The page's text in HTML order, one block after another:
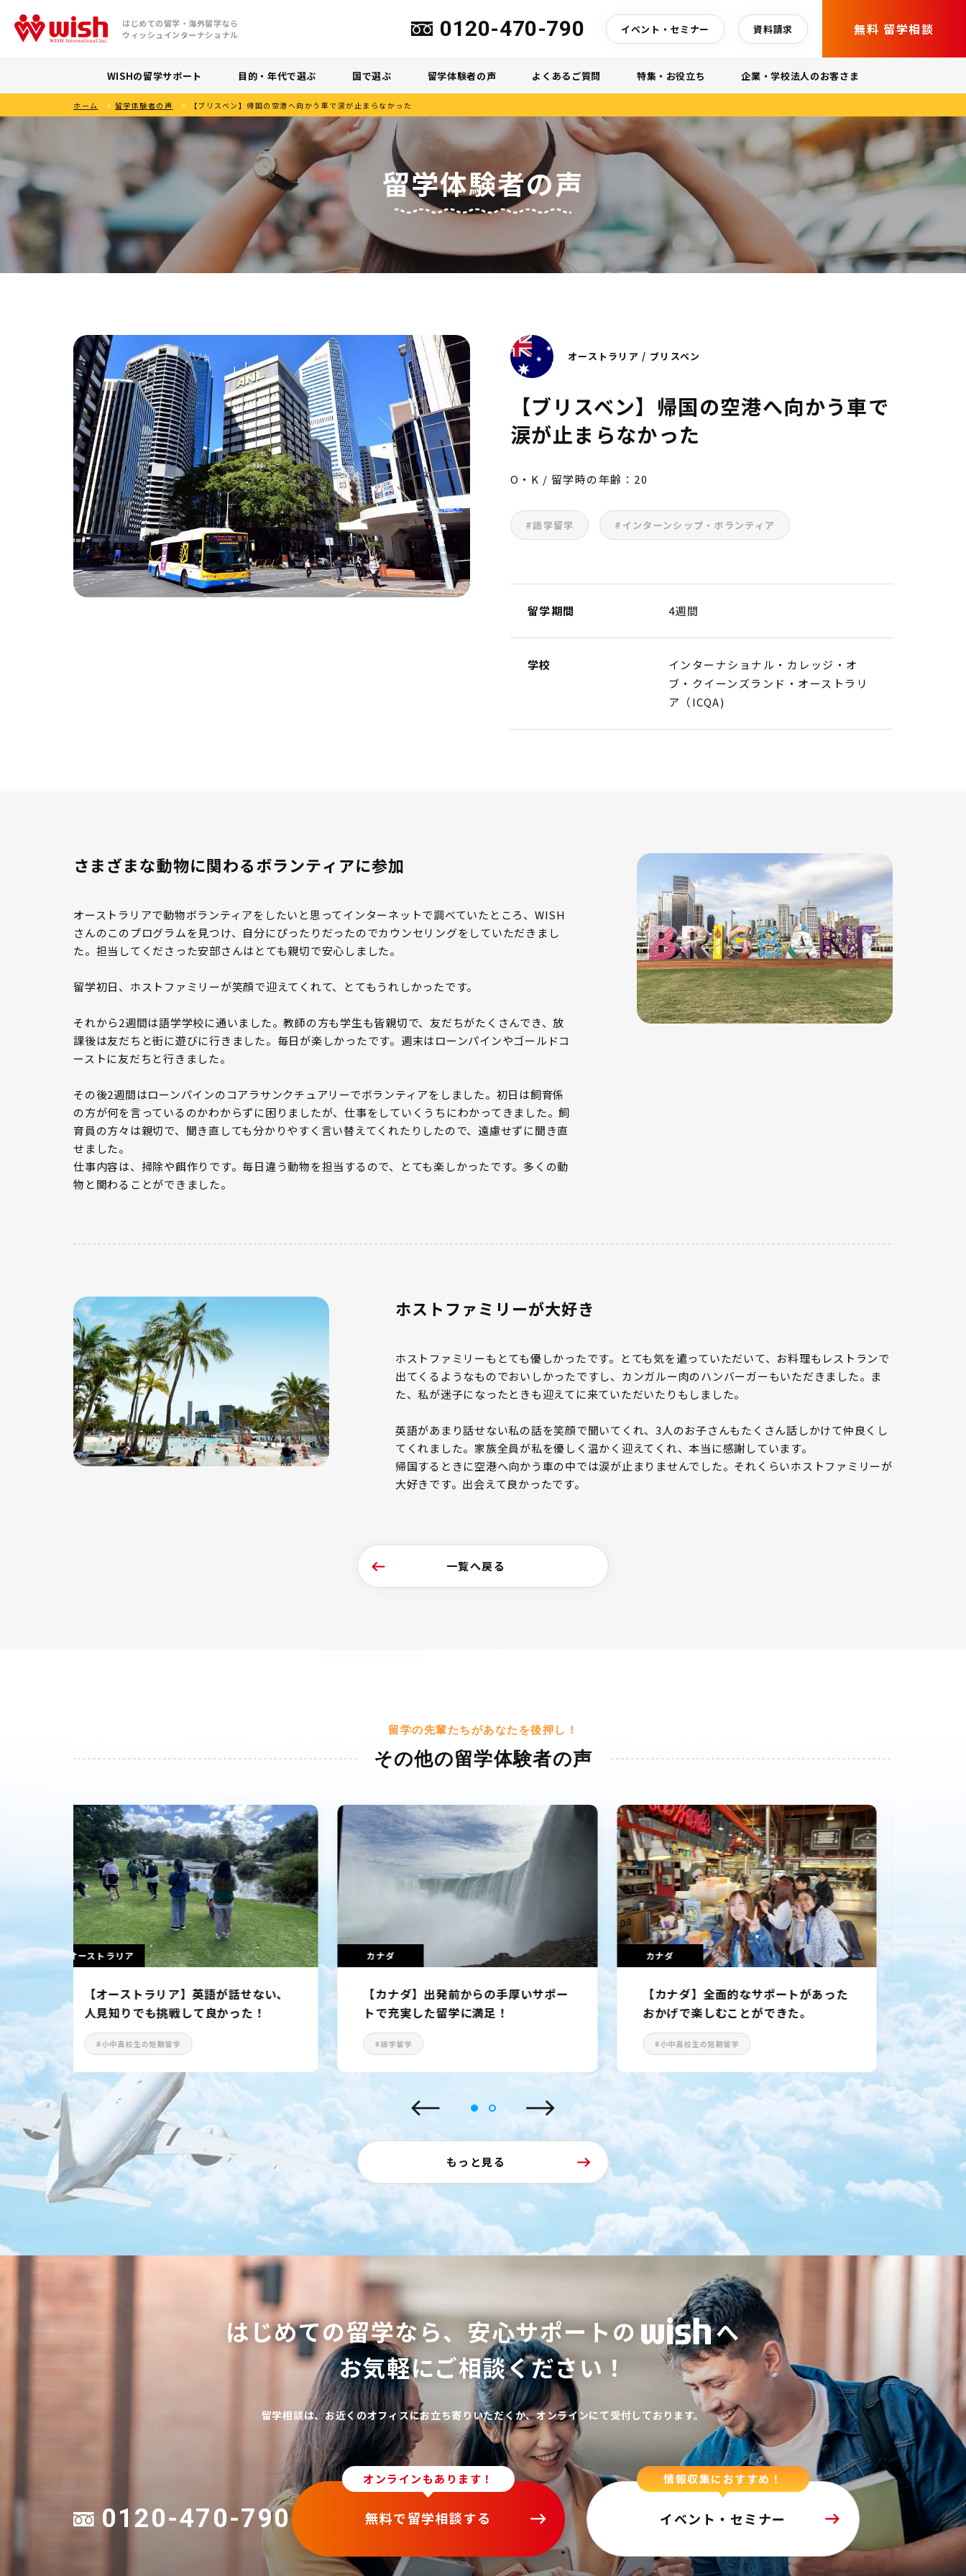
はじめての留学・海外留学なら
ウィッシュインターナショナル
0120-470-790 イベント・セミナー 資料請求 無料 留学相談
WISHの留学サポート 目的・年代で選ぶ 国で選ぶ 留学体験者の声 よくあるご質問 特集・お役立ち 企業・学校法人のお客さま
ホーム > 留学体験者の声 > 【ブリスベン】帰国の空港へ向かう車で涙が止まらなかった
留学体験者の声
オーストラリア / ブリスベン
【ブリスベン】帰国の空港へ向かう車で
涙が止まらなかった
O・K / 留学時の年齢：20
#語学留学 #インターンシップ・ボランティア
留学期間 4週間
学校
インターナショナル・カレッジ・オ
ブ・クイーンズランド・オーストラリ
ア（ICQA)
さまざまな動物に関わるボランティアに参加
オーストラリアで動物ボランティアをしたいと思ってインターネットで調べていたところ、WISH
さんのこのプログラムを見つけ、自分にぴったりだったのでカウンセリングをしていただきまし
た。担当してくださった安部さんはとても親切で安心しました。
留学初日、ホストファミリーが笑顔で迎えてくれて、とてもうれしかったです。
それから2週間は語学学校に通いました。教師の方も学生も皆親切で、友だちがたくさんでき、放
課後は友だちと街に遊びに行きました。毎日が楽しかったです。週末はローンパインやゴールドコ
ーストに友だちと行きました。
その後2週間はローンパインのコアラサンクチュアリーでボランティアをしました。初日は飼育係
の方が何を言っているのかわからずに困りましたが、仕事をしていくうちにわかってきました。飼
育員の方々は親切で、聞き直しても分かりやすく言い替えてくれたりしたので、遠慮せずに聞き直
せました。
仕事内容は、掃除や餌作りです。毎日違う動物を担当するので、とても楽しかったです。多くの動
物と関わることができました。
ホストファミリーが大好き
ホストファミリーもとても優しかったです。とても気を遣っていただいて、お料理もレストランで
出てくるようなものでおいしかったですし、カンガルー肉のハンバーガーもいただきました。ま
た、私が迷子になったときも迎えてに来ていただいたりもしました。
英語があまり話せない私の話を笑顔で聞いてくれ、3人のお子さんもたくさん話しかけて仲良くし
てくれました。家族全員が私を優しく温かく迎えてくれ、本当に感謝しています。
帰国するときに空港へ向かう車の中では涙が止まりませんでした。それくらいホストファミリーが
大好きです。出会えて良かったです。
一覧へ戻る
留学の先輩たちがあなたを後押し！
その他の留学体験者の声
カナダ
【カナダ】出発前からの手厚いサポー
トで充実した留学に満足！
#語学留学
カナダ
【カナダ】全面的なサポートがあった
おかげで楽しむことができた。
#小中高校生の短期留学
オーストラリア
【オーストラリア】ポジティブシンキ
ング！ 当たって砕けろ精神！
#語学留学
【カ
する
もっと見る
はじめての留学なら、 安心サポートの
へ
お気軽にご相談ください！
留学相談は、お近くのオフィスにお立ち寄りいただくか、オンラインにて受付しております。
0120-470-790
オンラインもあります！
無料で留学相談する
情報収集におすすめ！
イベント・セミナー